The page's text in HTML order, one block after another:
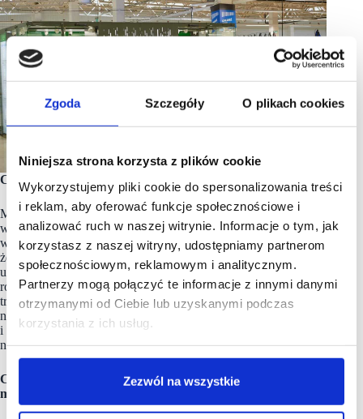
Zgoda Szczegóły O plikach cookies
Niniejsza strona korzysta z plików cookie
Wykorzystujemy pliki cookie do spersonalizowania treści
i reklam, aby oferować funkcje społecznościowe i
analizować ruch w naszej witrynie. Informacje o tym, jak
korzystasz z naszej witryny, udostępniamy partnerom
społecznościowym, reklamowym i analitycznym.
Partnerzy mogą połączyć te informacje z innymi danymi
otrzymanymi od Ciebie lub uzyskanymi podczas
korzystania z ich usług.
Zezwól na wszystkie
Czy ten koncept będzie rozwijany?
Myślę, że jest za wcześnie, żeby o tym mówić. Niemniej jednak
wierzę, że na poziomie innowacji i na poziomie danych, nasza
współpraca może się jeszcze rozwinąć. Tym bardziej
że standardowe sklepy Żabki już od dawna pełnią funkcję pick
up pointów dla Decathlon, bo nasze paczki można odbierać
również w Żabce. Nasza współpraca zaczęła się więc już
troszeczkę wcześniej i to jest jej kolejny krok. Dla nas
najważniejsza w tym projekcie była jego innowacyjność
i myślę, że sporo się będziemy mogli dzięki temu projektowi
nauczyć, zarówno my, jak i nasi koledzy z Żabki.
Czym jeszcze zaskoczy nas Decathlon w tym roku? Jakie
macie plany?